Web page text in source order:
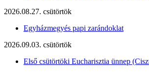
2026.08.27. csütörtök
Egyházmegyés papi zarándoklat
2026.09.03. csütörtök
Első csütörtöki Eucharisztia ünnep